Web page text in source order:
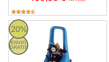
20%
ENVIO
GRATIS
Hidrolimpiadora Urmak PC